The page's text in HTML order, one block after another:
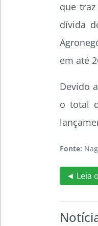
que
dívida
em até
Devido
o total
Fonte:
◄ Leia